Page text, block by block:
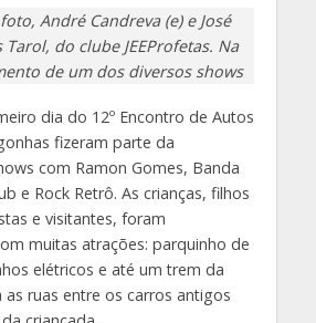
André Candreva (e) e José
Tarol, do clube JEEProfetas. Na
de um dos diversos shows
dia do 12º Encontro de Autos
fizeram parte da
com Ramon Gomes, Banda
e Rock Retrô. As crianças, filhos
e visitantes, foram
muitas atrações: parquinho de
elétricos e até um trem da
as ruas entre os carros antigos